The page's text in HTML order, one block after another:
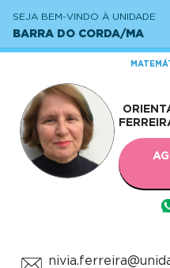
SEJA BEM-VINDO À UNIDADE
BARRA DO CORDA/MA